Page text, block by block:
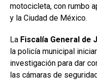
motocicleta, con rumbo
y la Ciudad de México.
La Fiscalía General de
la policía municipal
investigación para dar
las cámaras de